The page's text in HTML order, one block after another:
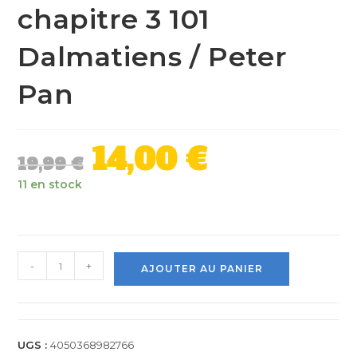
chapitre 3 101
Dalmatiens / Peter
Pan
19,99€ 14,00€
11 en stock
- + AJOUTER AU PANIER
UGS :4050368982766